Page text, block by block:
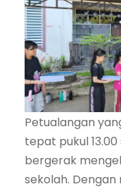
Petualangan
tepat pukul
bergerak
sekolah.